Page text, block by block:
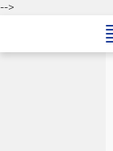
-->